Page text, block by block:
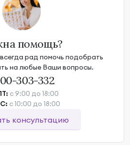
помощь?
рад помочь подобрать
на любые Ваши вопросы.
303-332
с 9:00 до 18:00
с 10:00 до 18:00
консультацию